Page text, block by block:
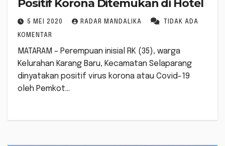
Positif Korona Ditemukan di Hotel
5 MEI 2020 RADAR MANDALIKA TIDAK ADA
KOMENTAR
MATARAM – Perempuan inisial RK (35), warga
Kelurahan Karang Baru, Kecamatan Selaparang
dinyatakan positif virus korona atau Covid-19
oleh Pemkot…